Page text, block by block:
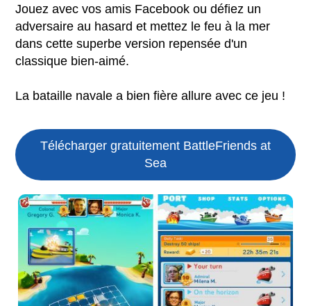
Jouez avec vos amis Facebook ou défiez un
adversaire au hasard et mettez le feu à la mer
dans cette superbe version repensée d'un
classique bien-aimé.
La bataille navale a bien fière allure avec ce jeu !
Télécharger gratuitement BattleFriends at
Sea